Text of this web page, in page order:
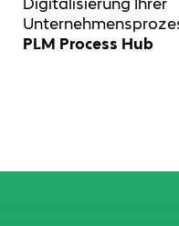
PLM Process Hub